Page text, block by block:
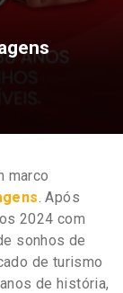
marco
. Após
2024 com
sonhos de
de turismo
de história,